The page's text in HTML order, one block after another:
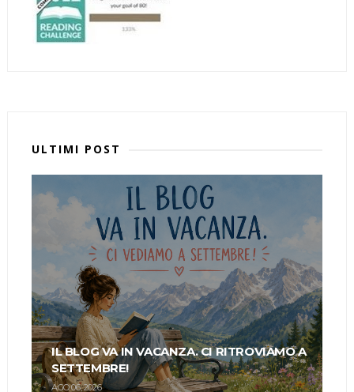
ULTIMI POST
IL BLOG VA IN VACANZA. CI RITROVIAMO A
SETTEMBRE!
AGO 06, 2026